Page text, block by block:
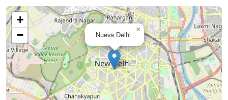
Nueva Delhi
×
+
−